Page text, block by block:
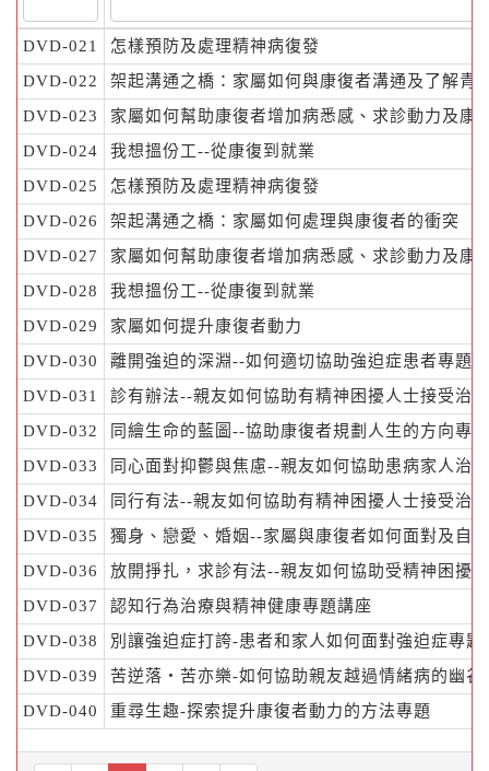
DVD-021
怎樣預防及處理精神病復發
DVD-022
架起溝通之橋：家屬如何與康復者溝通及了解青
DVD-023
家屬如何幫助康復者增加病悉感、求診動力及康
DVD-024
我想搵份工--從康復到就業
DVD-025
怎樣預防及處理精神病復發
DVD-026
架起溝通之橋：家屬如何處理與康復者的衝突
DVD-027
家屬如何幫助康復者增加病悉感、求診動力及康
DVD-028
我想搵份工--從康復到就業
DVD-029
家屬如何提升康復者動力
DVD-030
離開強迫的深淵--如何適切協助強迫症患者專題
DVD-031
診有辦法--親友如何協助有精神困擾人士接受治療
DVD-032
同繪生命的藍圖--協助康復者規劃人生的方向專題
DVD-033
同心面對抑鬱與焦慮--親友如何協助患病家人治
DVD-034
同行有法--親友如何協助有精神困擾人士接受治
DVD-035
獨身、戀愛、婚姻--家屬與康復者如何面對及自
DVD-036
放開掙扎，求診有法--親友如何協助受精神困擾
DVD-037
認知行為治療與精神健康專題講座
DVD-038
別讓強迫症打誇-患者和家人如何面對強迫症專題
DVD-039
苦逆落‧苦亦樂-如何協助親友越過情緒病的幽谷
DVD-040
重尋生趣-探索提升康復者動力的方法專題